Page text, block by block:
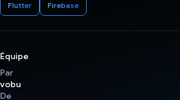
Flutter Firebase
Équipe
Par
vobu
De